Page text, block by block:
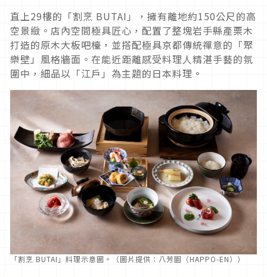
直上29樓的「割烹 BUTAI」，擁有離地約150公尺的高
空景緻。店內空間極具匠心，配置了整塊岩手縣產栗木
打造的原木大板吧檯，並搭配極具京都傳統禪意的「聚
樂壁」風格牆面。在能近距離感受料理人精湛手藝的氛
圍中，細品以「江戶」為主題的日本料理。
「割烹 BUTAI」料理示意圖。（圖片提供：八芳園（HAPPO-EN））